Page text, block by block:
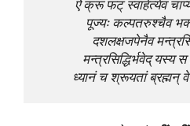
ऐं क्रूं फट् स्वाहेत्येवं
पूज्यः कल्पतरुश्चैव
दशलक्षजपेनैव
मन्त्रसिद्धिर्भवेद् यस्य स
ध्यानं च श्रूयतां ब्रह्मन्